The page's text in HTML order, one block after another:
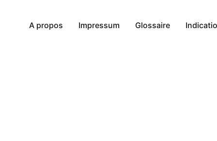
A propos Impressum Glossaire